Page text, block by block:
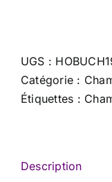
Tenuta
Mille
UGS :
Catégorie :
Étiquettes :
Description